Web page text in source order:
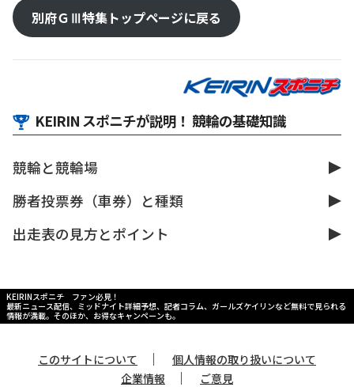
別府ＧⅢ特集トップページに戻る
KEIRIN スポニチが説明！ 競輪の基礎知識
競輪と競輪場
勝者投票券（車券）と種類
出走表の見方とポイント
KEIRINスポニチ ファン必見！
最新ニュース配信、ミッドナイト詳細予想、記者コラム、ガールズケイリンなど無料で見られる
情報が満載。そのほか、お得なキャンペーンも。
このサイトについて ｜
個人情報の取り扱いについて
企業情報
｜ ご意見